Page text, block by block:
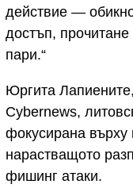
действие —
достъп,
пари.“
Юргита
Cybernews,
фокусирана върху
нарастващото
фишинг атаки.